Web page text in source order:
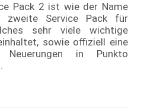
Pack 2 ist wie der Name
zweite Service Pack für
sehr viele wichtige
sowie offiziell eine
in Punkto